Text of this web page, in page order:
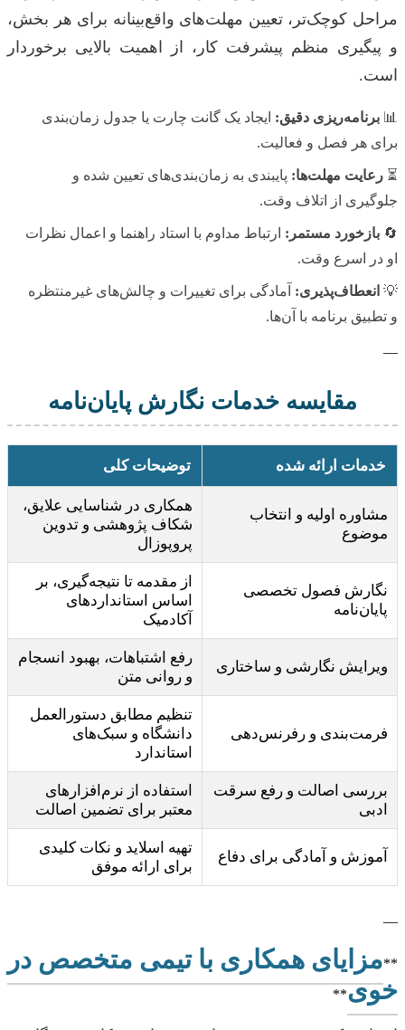
مراحل کوچک‌تر، تعیین مهلت‌های واقع‌بینانه برای هر بخش،
و پیگیری منظم پیشرفت کار، از اهمیت بالایی برخوردار
است.
📊 برنامه‌ریزی دقیق: ایجاد یک گانت چارت یا جدول زمان‌بندی
برای هر فصل و فعالیت.
⏳ رعایت مهلت‌ها: پایبندی به زمان‌بندی‌های تعیین شده و
جلوگیری از اتلاف وقت.
🔄 بازخورد مستمر: ارتباط مداوم با استاد راهنما و اعمال نظرات
او در اسرع وقت.
💡 انعطاف‌پذیری: آمادگی برای تغییرات و چالش‌های غیرمنتظره
و تطبیق برنامه با آن‌ها.
—
مقایسه خدمات نگارش پایان‌نامه
خدمات ارائه شده توضیحات کلی
مشاوره اولیه و انتخاب
موضوع
همکاری در شناسایی علایق،
شکاف پژوهشی و تدوین
پروپوزال
نگارش فصول تخصصی
پایان‌نامه
از مقدمه تا نتیجه‌گیری، بر
اساس استانداردهای
آکادمیک
ویرایش نگارشی و ساختاری
رفع اشتباهات، بهبود انسجام
و روانی متن
فرمت‌بندی و رفرنس‌دهی
تنظیم مطابق دستورالعمل
دانشگاه و سبک‌های
استاندارد
بررسی اصالت و رفع سرقت
ادبی
استفاده از نرم‌افزارهای
معتبر برای تضمین اصالت
آموزش و آمادگی برای دفاع
تهیه اسلاید و نکات کلیدی
برای ارائه موفق
—
**مزایای همکاری با تیمی متخصص در
خوی**